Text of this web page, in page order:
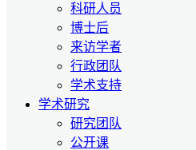
科研人员
博士后
来访学者
行政团队
学术支持
学术研究
研究团队
公开课